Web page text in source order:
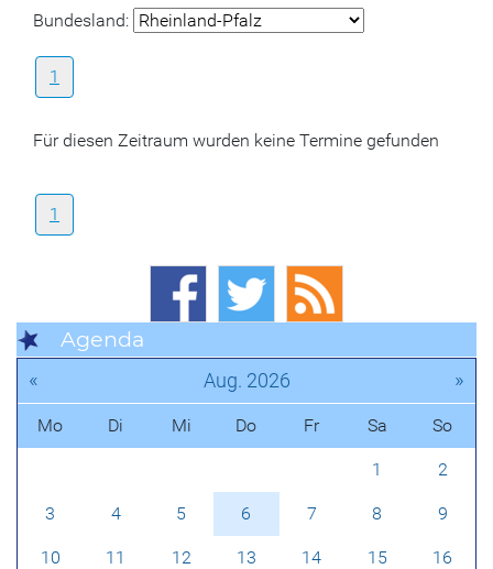
Bundesland:
1
Für diesen Zeitraum wurden keine Termine gefunden
1
Agenda
« Aug. 2026 »
Mo Di Mi Do Fr Sa So
1 2
3 4 5 6 7 8 9
10 11 12 13 14 15 16